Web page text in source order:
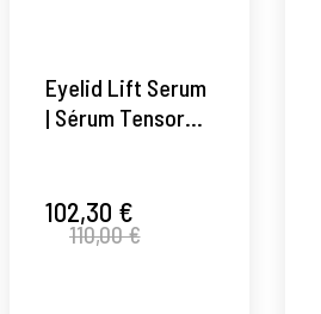
Eyelid Lift Serum
| Sérum Tensor
15 ml -
Neuropeptide –
102,30 €
110,00 €